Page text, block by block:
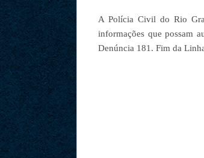
A Polícia Civil do Rio
informações que possam
Denúncia 181. Fim da